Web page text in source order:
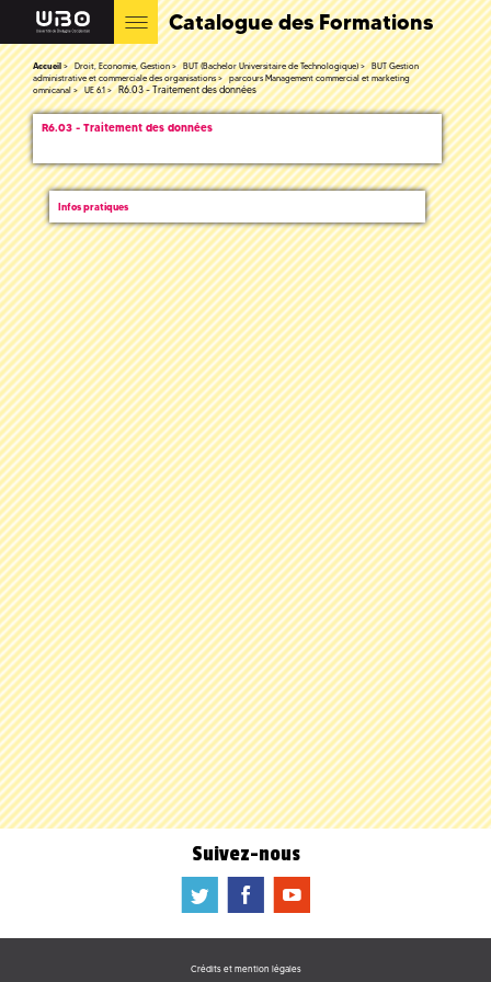
Catalogue des Formations
Accueil Droit, Economie, Gestion BUT (Bachelor Universitaire de Technologique)
BUT Gestion
administrative et commerciale des organisations
parcours Management commercial et marketing
omnicanal
UE 6.1 R6.03 - Traitement des données
R6.03 - Traitement des données
Infos pratiques
Suivez-nous
a b f
Crédits et mention légales